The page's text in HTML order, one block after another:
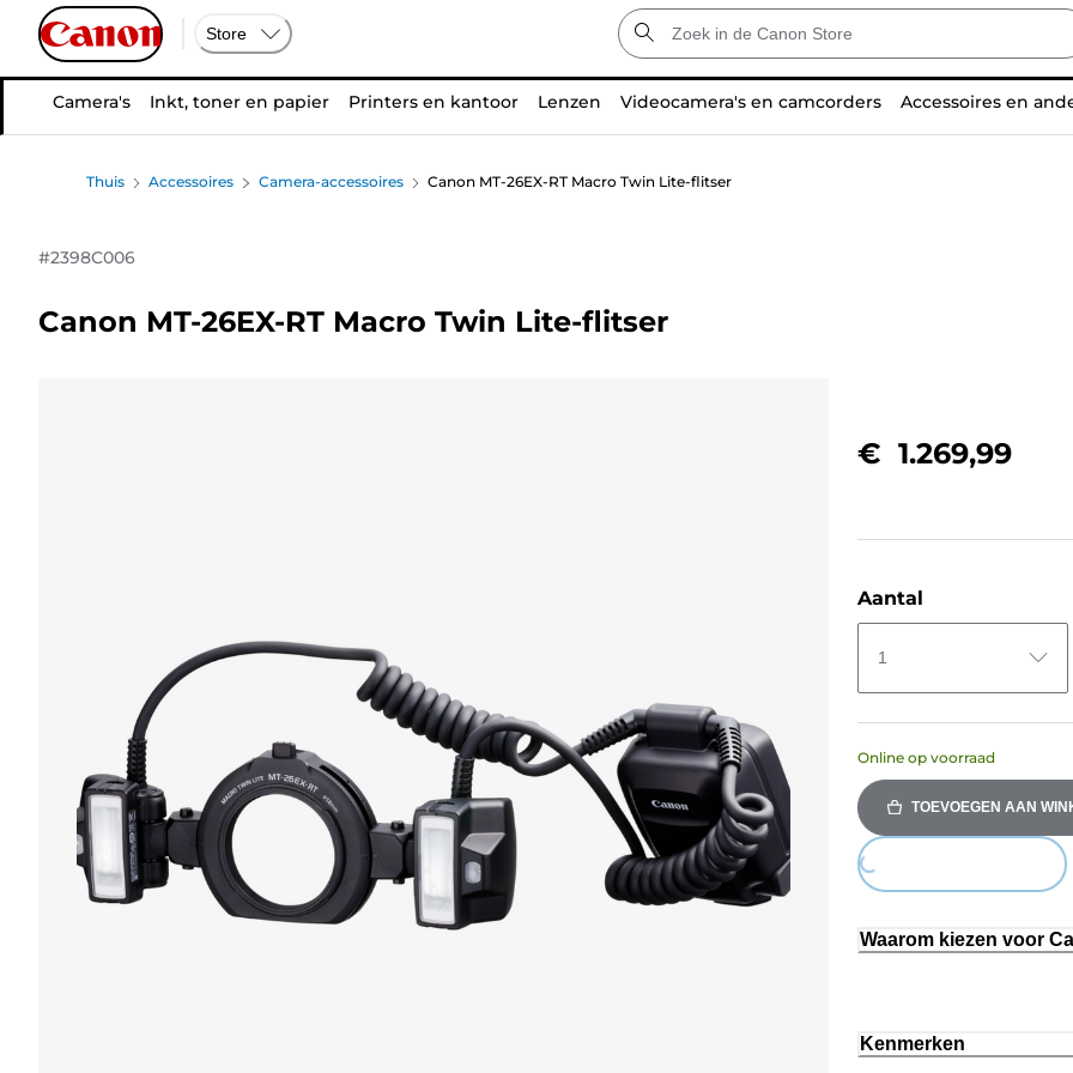
Store
Camera's Inkt, toner en papier Printers en kantoor Lenzen Videocamera's en camcorders Accessoires en
Thuis Accessoires Camera-accessoires Canon MT-26EX-RT Macro Twin Lite-flitser
#2398C006
Canon MT-26EX-RT Macro Twin Lite-flitser
€ 1.269,99
Aantal
1
Online op voorraad
TOEVOEGEN AAN
Loading...
Waarom kiezen voor
Kenmerken